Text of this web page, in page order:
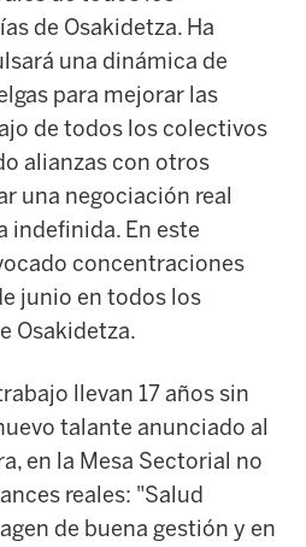
de Osakidetza. Ha
una dinámica de
para mejorar las
de todos los colectivos
alianzas con otros
una negociación real
indefinida. En este
concentraciones
junio en todos los
Osakidetza.
llevan 17 años sin
talante anunciado al
en la Mesa Sectorial no
reales: "Salud
de buena gestión y en